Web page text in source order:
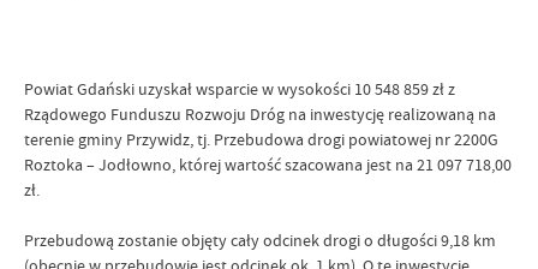
Powiat Gdański uzyskał wsparcie w wysokości 10 548 859 zł z
Rządowego Funduszu Rozwoju Dróg na inwestycję realizowaną na
terenie gminy Przywidz, tj. Przebudowa drogi powiatowej nr 2200G
Roztoka – Jodłowno, której wartość szacowana jest na 21 097 718,00
zł.
Przebudową zostanie objęty cały odcinek drogi o długości 9,18 km